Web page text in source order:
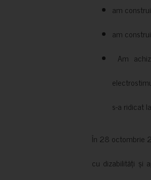
am
am
Am
s-a ridicat
În 28 octombrie
cu dizabilități și